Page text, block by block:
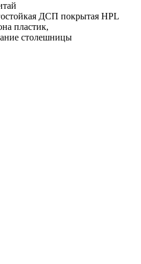
ДСП покрытая HPL
пластик,
столешницы